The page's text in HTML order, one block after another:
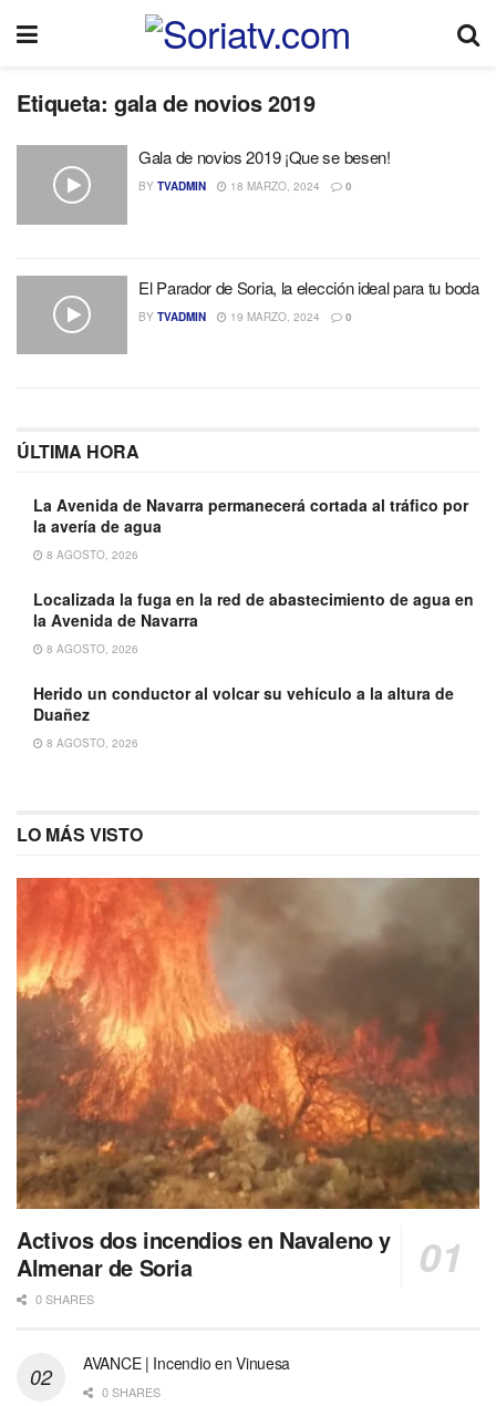
Etiqueta: gala de novios 2019
Gala de novios 2019 ¡Que se besen!
BY TVADMIN 18 MARZO, 2024 0
El Parador de Soria, la elección ideal para tu boda
BY TVADMIN 19 MARZO, 2024 0
ÚLTIMA HORA
La Avenida de Navarra permanecerá cortada al tráfico por
la avería de agua
8 AGOSTO, 2026
Localizada la fuga en la red de abastecimiento de agua en
la Avenida de Navarra
8 AGOSTO, 2026
Herido un conductor al volcar su vehículo a la altura de
Duañez
8 AGOSTO, 2026
LO MÁS VISTO
Activos dos incendios en Navaleno y
Almenar de Soria
0 SHARES
AVANCE | Incendio en Vinuesa
0 SHARES